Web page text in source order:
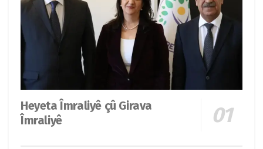
Heyeta Îmraliyê çû Girava
Îmraliyê